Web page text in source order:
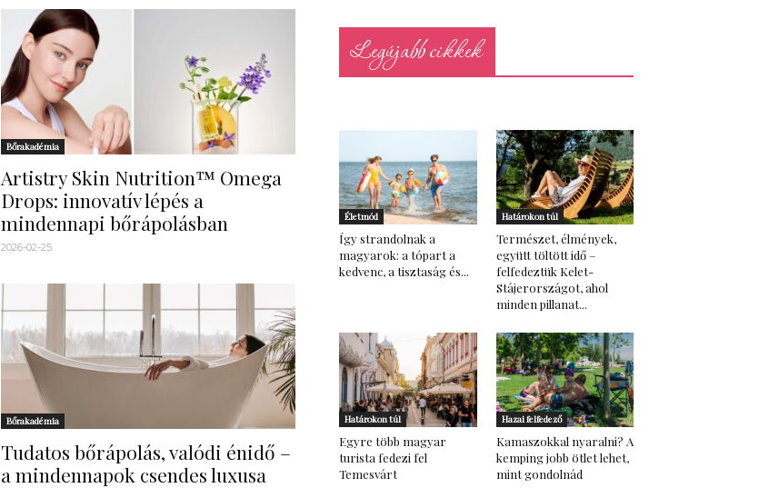
Bőrakadémia
Artistry Skin Nutrition™ Omega
Drops: innovatív lépés a
mindennapi bőrápolásban
2026-02-25
Bőrakadémia
Tudatos bőrápolás, valódi énidő –
a mindennapok csendes luxusa
Legújabb cikkek
Életmód
Így strandolnak a
magyarok: a tópart a
kedvenc, a tisztaság és...
Határokon túl
Természet, élmények,
együtt töltött idő –
felfedeztük Kelet-
Stájerországot, ahol
minden pillanat...
Határokon túl
Egyre több magyar
turista fedezi fel
Temesvárt
Hazai felfedező
Kamaszokkal nyaralni? A
kemping jobb ötlet lehet,
mint gondolnád